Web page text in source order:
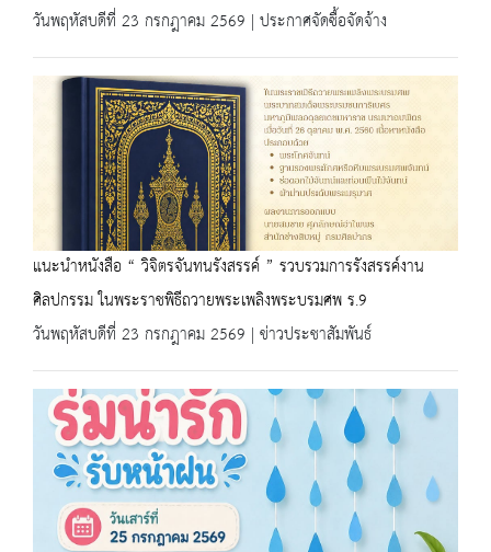
วันพฤหัสบดีที่ 23 กรกฎาคม 2569 | ประกาศจัดซื้อจัดจ้าง
แนะนำหนังสือ “ วิจิตรจันทนรังสรรค์ ” รวบรวมการรังสรรค์งาน
ศิลปกรรม ในพระราชพิธีถวายพระเพลิงพระบรมศพ ร.9
วันพฤหัสบดีที่ 23 กรกฎาคม 2569 | ข่าวประชาสัมพันธ์